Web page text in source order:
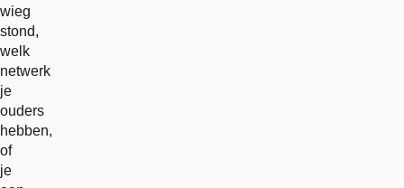
wieg
stond,
welk
netwerk
je
ouders
hebben,
of
je